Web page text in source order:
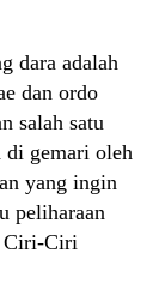
dara adalah
dan ordo
salah satu
di gemari oleh
yang ingin
peliharaan
Ciri-Ciri